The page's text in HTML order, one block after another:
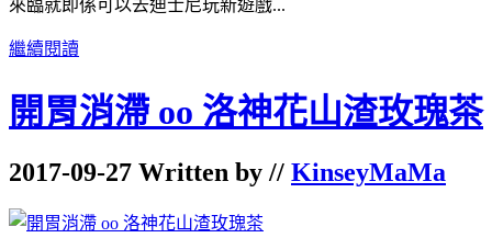
來臨就即係可以去迪士尼玩新遊戲...
繼續閱讀
開胃消滯 oo 洛神花山渣玫瑰茶
2017-09-27 Written by // KinseyMaMa